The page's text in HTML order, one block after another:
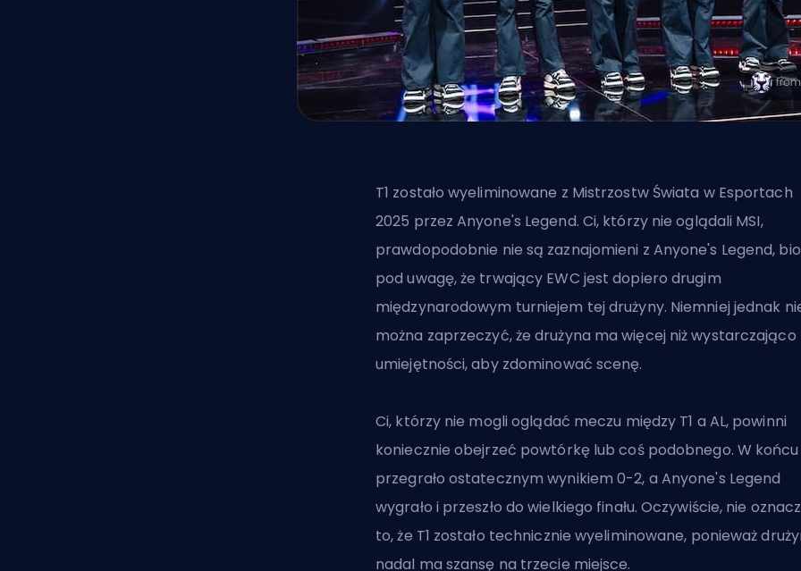
T1 zostało wyeliminowane z Mistrzostw Świata w Esportach
2025 przez Anyone's Legend. Ci, którzy nie oglądali MSI,
prawdopodobnie nie są zaznajomieni z Anyone's Legend,
pod uwagę, że trwający EWC jest dopiero drugim
międzynarodowym turniejem tej drużyny. Niemniej jednak
można zaprzeczyć, że drużyna ma więcej niż wystarczająco
umiejętności, aby zdominować scenę.
Ci, którzy nie mogli oglądać meczu między T1 a AL, powinni
koniecznie obejrzeć powtórkę lub coś podobnego. W końcu
przegrało ostatecznym wynikiem 0-2, a Anyone's Legend
wygrało i przeszło do wielkiego finału. Oczywiście, nie
to, że T1 zostało technicznie wyeliminowane, ponieważ
nadal ma szansę na trzecie miejsce.